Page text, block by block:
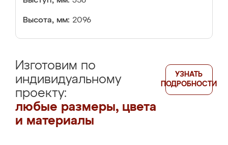
Высота, мм: 2096
Изготовим по
индивидуальному
проекту:
любые размеры, цвета
и материалы
УЗНАТЬ
ПОДРОБНОСТИ